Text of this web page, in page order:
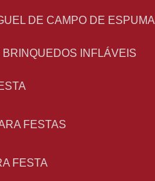
DE CAMPO DE ESPUMA
BRINQUEDOS INFLÁVEIS
FESTAS
FESTA